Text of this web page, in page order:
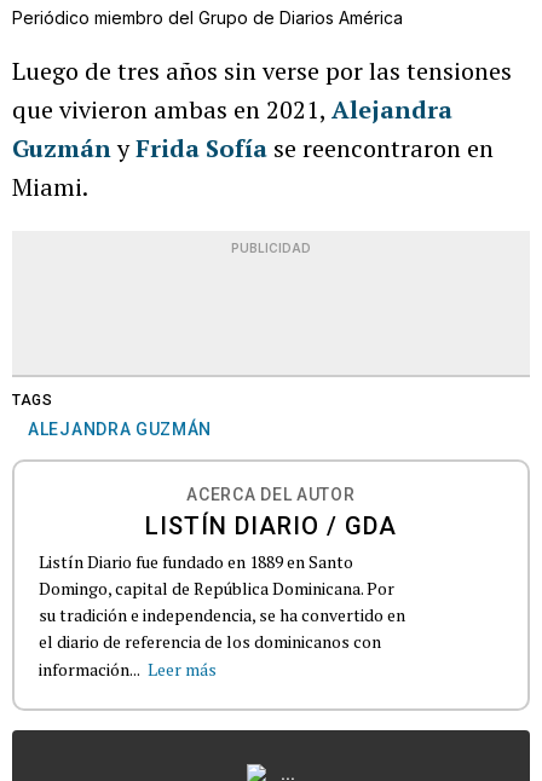
Periódico miembro del Grupo de Diarios América
Luego de tres años sin verse por las tensiones
que vivieron ambas en 2021, Alejandra
GuzmányFrida Sofía se reencontraron en
Miami.
PUBLICIDAD
TAGS
ALEJANDRA GUZMÁN
ACERCA DEL AUTOR
LISTÍN DIARIO / GDA
Listín Diario fue fundado en 1889 en Santo
Domingo, capital de República Dominicana. Por
su tradición e independencia, se ha convertido en
el diario de referencia de los dominicanos con
información... Leer más
...